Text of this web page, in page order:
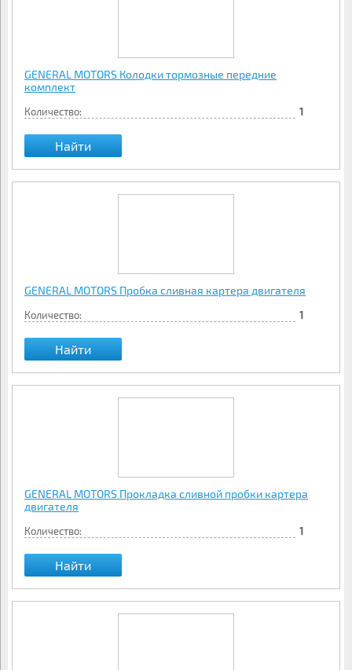
GENERAL MOTORS Колодки тормозные передние
комплект
Количество: 1
Найти
GENERAL MOTORS Пробка сливная картера двигателя
Количество: 1
Найти
GENERAL MOTORS Прокладка сливной пробки картера
двигателя
Количество: 1
Найти